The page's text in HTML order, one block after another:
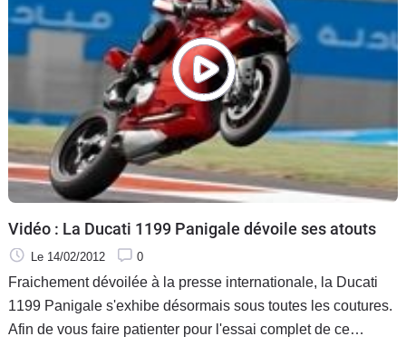
Vidéo : La Ducati 1199 Panigale dévoile ses atouts
Le 14/02/2012 0
Fraichement dévoilée à la presse internationale, la Ducati
1199 Panigale s'exhibe désormais sous toutes les coutures.
Afin de vous faire patienter pour l'essai complet de ce